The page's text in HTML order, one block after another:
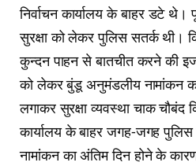
निर्वाचन कार्यालय के बाहर डटे
सुरक्षा को लेकर पुलिस सतर्क थी।
कुन्दन पाहन से बातचीत करने की
को लेकर बुंडू अनुमंडलीय नामांकन
लगाकर सुरक्षा व्यवस्था चाक
कार्यालय के बाहर जगह-जगह पुलिस
नामांकन का अंतिम दिन होने के